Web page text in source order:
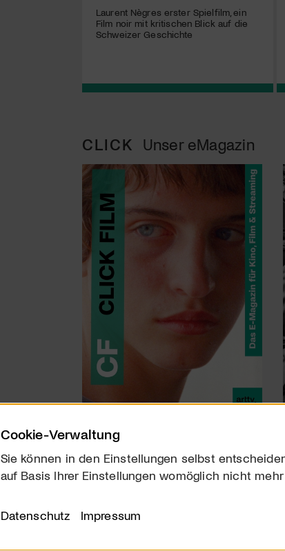
Laurent Nègres erster Spielfilm, ein
Film noir mit kritischen Blick auf die
Schweizer Geschichte
CLICK Unser eMagazin
Über uns
Cookie-Verwaltung
Sie können in den Einstellungen selbst
auf Basis Ihrer Einstellungen womöglich nicht
Datenschutz Impressum